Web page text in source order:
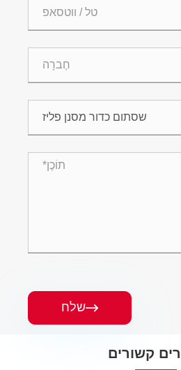
שלח
קשורים